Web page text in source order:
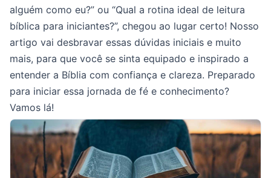
alguém como eu?” ou “Qual a rotina ideal de leitura
bíblica para iniciantes?”, chegou ao lugar certo! Nosso
artigo vai desbravar essas dúvidas iniciais e muito
mais, para que você se sinta equipado e inspirado a
entender a Bíblia com confiança e clareza. Preparado
para iniciar essa jornada de fé e conhecimento?
Vamos lá!